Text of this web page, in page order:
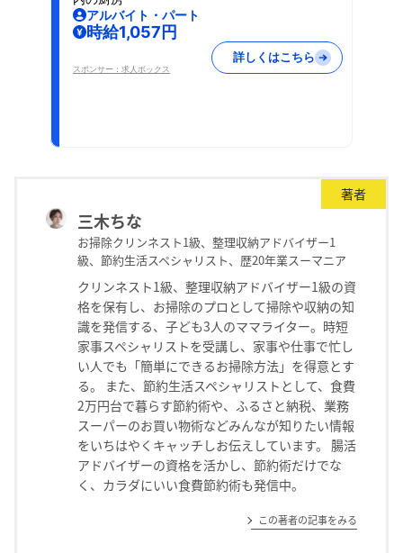
アルバイト・パート
時給1,057円
スポンサー：求人ボックス
詳しくはこちら
著者
三木ちな
お掃除クリンネスト1級、整理収納アドバイザー1
級、節約生活スペシャリスト、歴20年業スーマニア
クリンネスト1級、整理収納アドバイザー1級の資
格を保有し、お掃除のプロとして掃除や収納の知
識を発信する、子ども3人のママライター。時短
家事スペシャリストを受講し、家事や仕事で忙し
い人でも「簡単にできるお掃除方法」を得意とす
る。 また、節約生活スペシャリストとして、食費
2万円台で暮らす節約術や、ふるさと納税、業務
スーパーのお買い物術などみんなが知りたい情報
をいちはやくキャッチしお伝えしています。 腸活
アドバイザーの資格を活かし、節約術だけでな
く、カラダにいい食費節約術も発信中。
この著者の記事をみる